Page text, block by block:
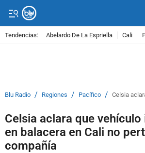
Tendencias: Abelardo De La Espriella Cali
Blu Radio / Regiones / Pacífico / Celsia
Celsia aclara que
en balacera en Cali no
compañía